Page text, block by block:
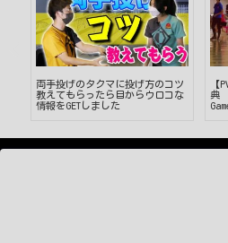
両手投げのタクマに投げ方のコツ
教えてもらったら目からウロコな
情報をGETしました
【
典